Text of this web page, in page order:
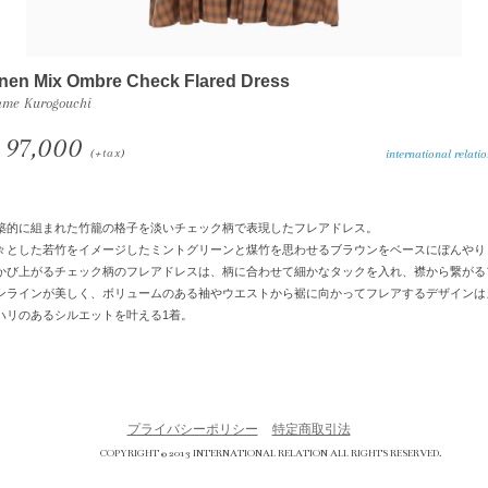
Mix Ombre Check Flared Dress
Kurogouchi
97,000(+tax) international
的に組まれた竹籠の格子を淡いチェック柄で表現したフレアドレス。
とした若竹をイメージしたミントグリーンと煤竹を思わせるブラウンをベースにぼんやり
び上がるチェック柄のフレアドレスは、柄に合わせて細かなタックを入れ、襟から繋がる
ラインが美しく、ボリュームのある袖やウエストから裾に向かってフレアするデザインは
リのあるシルエットを叶える1着。
プライバシーポリシー 特定商取引法
COPYRIGHT © 2013 INTERNATIONAL RELATION ALL RIGHTS RESERVED.